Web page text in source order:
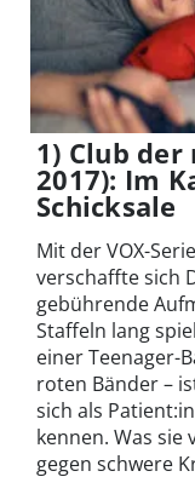
1) Club
2017): Im
Schicksale
Mit der VOX-
verschaffte sich
gebührende
Staffeln lang
einer Teenager-
roten Bänder –
sich als
kennen. Was
gegen schwere